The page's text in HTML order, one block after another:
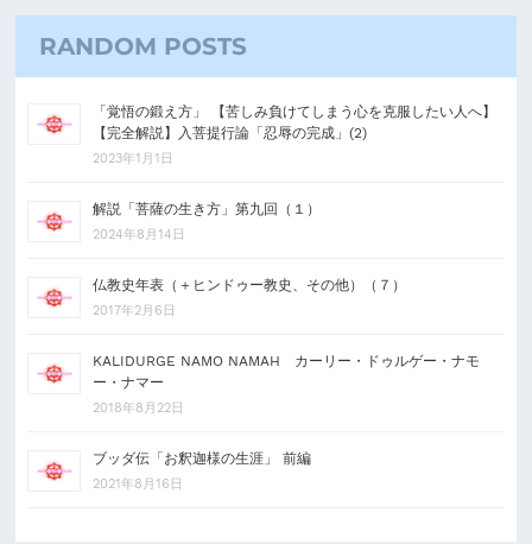
RANDOM POSTS
「覚悟の鍛え方」 【苦しみ負けてしまう心を克服したい人へ】
【完全解説】入菩提行論「忍辱の完成」(2)
2023年1月1日
解説「菩薩の生き方」第九回（１）
2024年8月14日
仏教史年表（＋ヒンドゥー教史、その他）（７）
2017年2月6日
KALIDURGE NAMO NAMAH カーリー・ドゥルゲー・ナモ
ー・ナマー
2018年8月22日
ブッダ伝「お釈迦様の生涯」 前編
2021年8月16日